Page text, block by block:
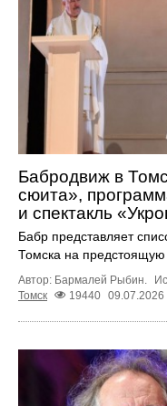
Бабродвиж в
сюита»,
и спектакль
Бабр представляет
Томска на предстоящую
Автор: Бармалей Рыбин.
Томск
19440 09.07.2026